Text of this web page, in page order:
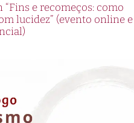
“Fins e recomeços: como
lucidez” (evento online e